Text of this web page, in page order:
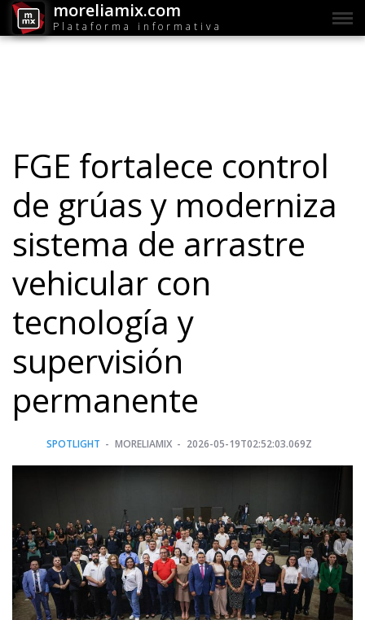
moreliamix.com
Plataforma informativa
FGE fortalece control
de grúas y moderniza
sistema de arrastre
vehicular con
tecnología y
supervisión
permanente
SPOTLIGHT MORELIAMIX 2026-05-19T02:52:03.069Z